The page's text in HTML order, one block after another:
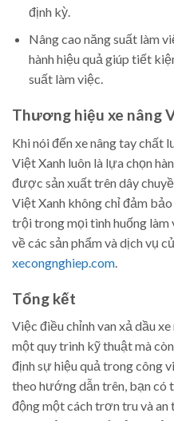
định kỳ.
Nâng cao năng suất làm
hành hiệu quả giúp tiết
suất làm việc.
Thương hiệu xe nâng
Khi nói đến xe nâng tay chất
Việt Xanh luôn là lựa chọn
được sản xuất trên dây
Việt Xanh không chỉ đảm
trội trong mọi tình huống làm
về các sản phẩm và dịch vụ
xecongnghiep.com
Tổng kết
Việc điều chỉnh van xả dầu
một quy trình kỹ thuật mà
định sự hiệu quả trong công
theo hướng dẫn trên, bạn có
động một cách trơn tru và